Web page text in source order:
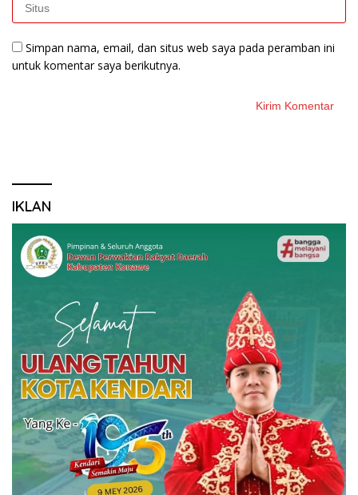
Simpan nama, email, dan situs web saya pada peramban ini
untuk komentar saya berikutnya.
IKLAN